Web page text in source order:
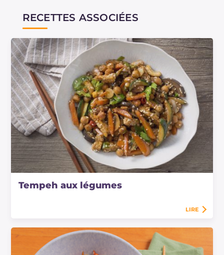
RECETTES ASSOCIÉES
Tempeh aux légumes
LIRE